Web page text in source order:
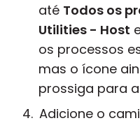
até Todos os
Utilities - Host
os processos
mas o ícone
prossiga para
Adicione o